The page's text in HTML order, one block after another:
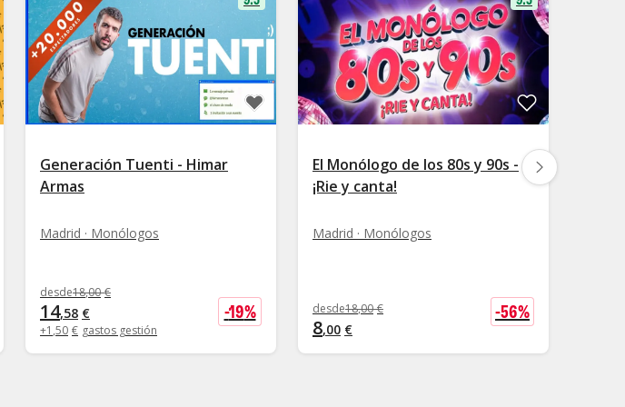
Generación Tuenti - Himar
Armas
Madrid · Monólogos
desde18,00 €
14,58 €
+1 ,50 € gastos gestión
-19%
El Monólogo de los 80s y 90s -
¡Rie y canta!
Madrid · Monólogos
desde18,00 €
8,00 €
-56%